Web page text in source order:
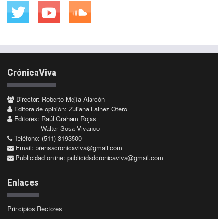
CrónicaViva
Director: Roberto Mejía Alarcón
Editora de opinión: Zuliana Lainez Otero
Editores: Raúl Graham Rojas
Walter Sosa Vivanco
Teléfono: (511) 3193500
Email: prensacronicaviva@gmail.com
Publicidad online: publicidadcronicaviva@gmail.com
Enlaces
Principios Rectores